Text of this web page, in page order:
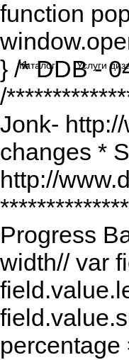
function
} /* DDB -
/
Jonk-
changes *
http://
Progress
width// var
percentage
Каталог Услуги